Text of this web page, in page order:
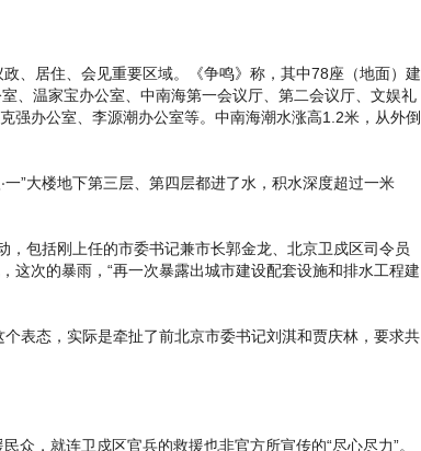
居住、会见重要区域。《争鸣》称，其中78座（地面）建
、温家宝办公室、中南海第一会议厅、第二会议厅、文娱礼
强办公室、李源潮办公室等。中南海潮水涨高1.2米，从外倒
一”大楼地下第三层、第四层都进了水，积水深度超过一米
包括刚上任的市委书记兼市长郭金龙、北京卫戍区司令员
这次的暴雨，“再一次暴露出城市建设配套设施和排水工程建
表态，实际是牵扯了前北京市委书记刘淇和贾庆林，要求共
，就连卫戍区官兵的救援也非官方所宣传的“尽心尽力”。